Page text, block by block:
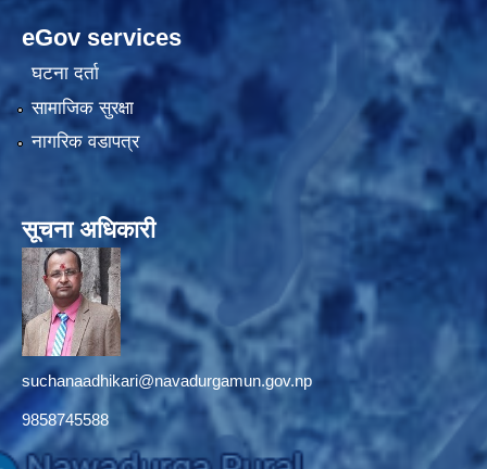
eGov services
घटना दर्ता
सामाजिक सुरक्षा
नागरिक वडापत्र
सूचना अधिकारी
suchanaadhikari@navadurgamun.gov.np
9858745588